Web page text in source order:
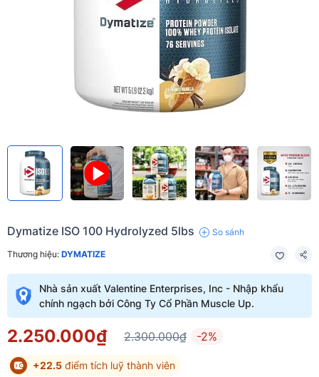
Dymatize ISO 100 Hydrolyzed 5lbs So sánh
Thương hiệu: DYMATIZE
Nhà sản xuất Valentine Enterprises, Inc - Nhập khẩu
chính ngạch bởi Công Ty Cổ Phần Muscle Up.
2.250.000₫ 2.300.000₫ -2%
+22.5 điểm tích luỹ thành viên